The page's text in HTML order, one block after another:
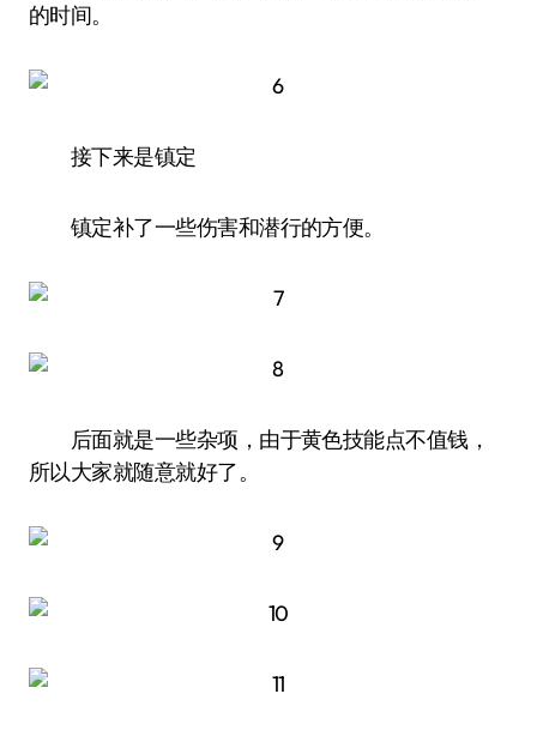
的时间。
接下来是镇定
镇定补了一些伤害和潜行的方便。
后面就是一些杂项，由于黄色技能点不值钱，
所以大家就随意就好了。